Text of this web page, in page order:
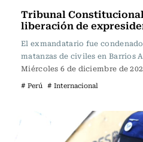
Tribunal
liberación de
El exmandatario fue
matanzas de civiles en Barrios
Miércoles 6 de diciembre de
# Perú # Internacional